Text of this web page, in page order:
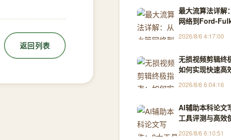
返回列表
最大流算法详解
网络到Ford-
2026/8/6 4:17:00
无损视频剪辑终
如何实现快速高
2026/8/6 6:04:16
AI辅助本科论文
工具评测与高效
2026/8/6 6:10:51